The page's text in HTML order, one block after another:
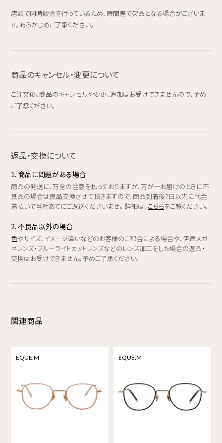
店頭で同時販売を行っているため、時間差で欠品となる場合がございま
す。あらかじめご了承ください。
商品のキャンセル・変更について
ご注文後、商品のキャンセルや変更、追加はお受けできませんので、予め
ご了承ください。
返品・交換について
1. 商品に問題がある場合
商品の発送に、万全の注意を払っておりますが、万が一お届けのときに不
良品の場合は良品交換させて頂きますので、商品到着後7日以内に代金
着払いで当社あてにご返送くださいませ。 詳細は、 こちらをご覧ください。
2. 不良品以外の場合
色やサイズ、イメージ違いなどのお客様のご都合による場合や、伊達メガ
ネレンズ・ブルーライトカットレンズなどのレンズ加工をした場合の返品・
交換はお受けできません。予めご了承ください。
関連商品
EQUE.M EQUE.M